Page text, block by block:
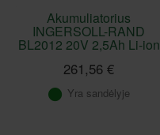
Akumuliatorius
INGERSOLL-RAND
BL2012 20V 2,5Ah Li-ion
261,56 €
Yra sandėlyje